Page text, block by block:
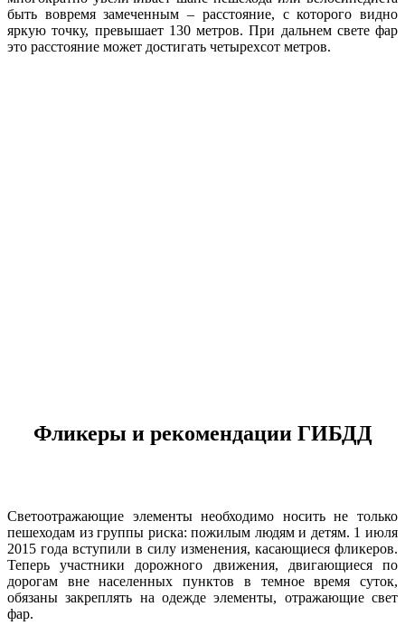
быть вовремя замеченным – расстояние, с которого видно
яркую точку, превышает 130 метров. При дальнем свете фар
это расстояние может достигать четырехсот метров.
Фликеры и рекомендации ГИБДД
Светоотражающие элементы необходимо носить не только
пешеходам из группы риска: пожилым людям и детям. 1 июля
2015 года вступили в силу изменения, касающиеся фликеров.
Теперь участники дорожного движения, двигающиеся по
дорогам вне населенных пунктов в темное время суток,
обязаны закреплять на одежде элементы, отражающие свет
фар.